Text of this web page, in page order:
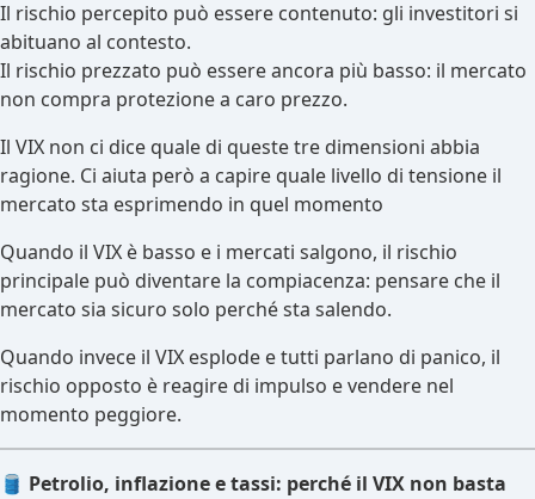
Il rischio percepito può essere contenuto: gli investitori si
abituano al contesto.
Il rischio prezzato può essere ancora più basso: il mercato
non compra protezione a caro prezzo.
Il VIX non ci dice quale di queste tre dimensioni abbia
ragione. Ci aiuta però a capire quale livello di tensione il
mercato sta esprimendo in quel momento
Quando il VIX è basso e i mercati salgono, il rischio
principale può diventare la compiacenza: pensare che il
mercato sia sicuro solo perché sta salendo.
Quando invece il VIX esplode e tutti parlano di panico, il
rischio opposto è reagire di impulso e vendere nel
momento peggiore.
🛢 ️ Petrolio, inflazione e tassi: perché il VIX non basta